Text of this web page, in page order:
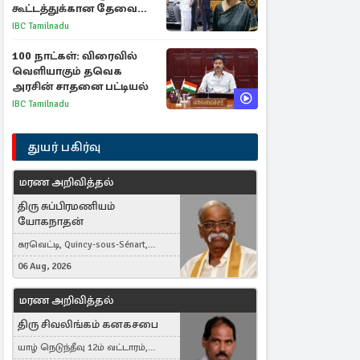
கூட்டத்துக்கான தேவை
என்ன? - கனிமொழி
IBC Tamilnadu
100 நாட்கள்: விரைவில்
வெளியாகும் தவெக
அரசின் சாதனை பட்டியல்
IBC Tamilnadu
துயர் பகிர்வு
மரண அறிவித்தல்
திரு சுப்பிரமணியம்
யோகநாதன்
கரவெட்டி, Quincy-sous-Sénart,
France
06 Aug, 2026
மரண அறிவித்தல்
திரு சிவலிங்கம் கனகசபை
யாழ் நெடுந்தீவு 12ம் வட்டாரம்,